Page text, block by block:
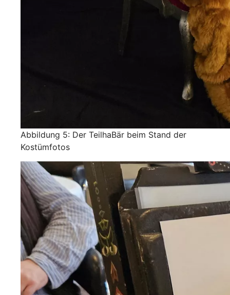
Abbildung 5: Der TeilhaBär beim Stand der
Kostümfotos